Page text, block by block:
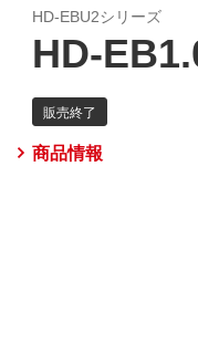
HD-EBU2シリーズ
HD-
商品情報